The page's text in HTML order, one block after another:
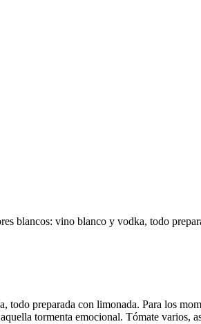
blancos: vino blanco y vodka, todo
preparada con limonada. Para los
tormenta emocional. Tómate varios,